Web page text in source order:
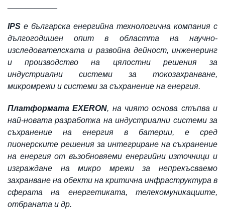
IPS e българска енергийна технологична компания с
дългогодишен опит в областта на научно-
изследователската и развойна дейност, инженеринг
и производство на цялостни решения за
индустриални системи за токозахранване,
микромрежи и системи за съхранение на енергия.
Платформата EXERON, на чиято основа стъпва и
най-новата разработка на индустриални системи за
съхранение на енергия в батерии, е сред
пионерските решения за интегриране на съхранение
на енергия от възобновяеми енергийни източници и
изграждане на микро мрежи за непрекъсваемо
захранване на обекти на критична инфраструктура в
сферата на енергетиката, телекомуникациите,
отбраната и др.